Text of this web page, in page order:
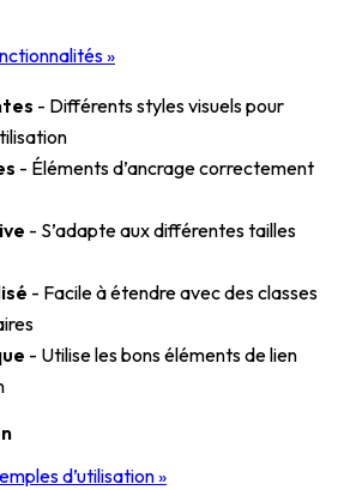
»
- Différents styles visuels pour
- Éléments d’ancrage correctement
- S’adapte aux différentes tailles
- Facile à étendre avec des classes
- Utilise les bons éléments de lien
d’utilisation »